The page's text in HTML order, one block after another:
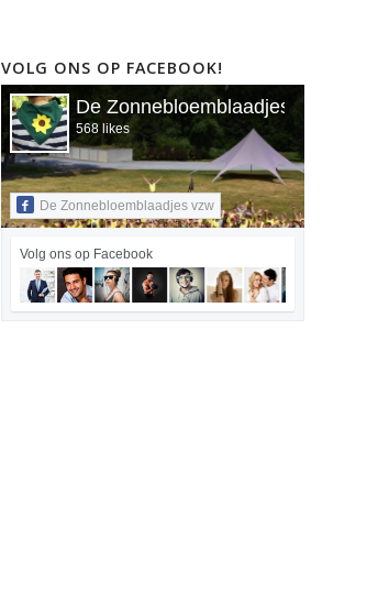
VOLG ONS OP FACEBOOK!
De Zonnebloemblaadjes vzw
568 likes
De Zonnebloemblaadjes vzw
Volg ons op Facebook